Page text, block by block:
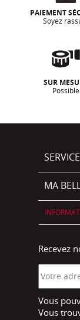
PAIEMENT
Soyez
SUR
Possible
MA
Recevez
Vous
Vous